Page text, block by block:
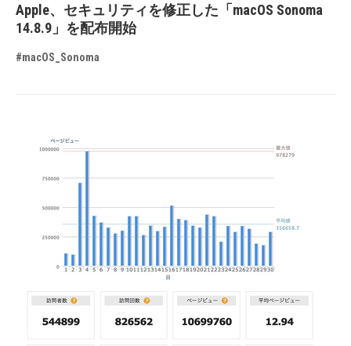
Apple、セキュリティを修正した「macOS Sonoma
14.8.9」を配布開始
#macOS_Sonoma